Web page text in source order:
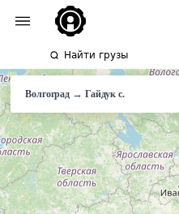
Найти грузы
Волгоград → Гайдукс.